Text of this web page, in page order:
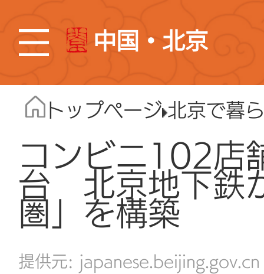
中国・北京
トップページ 北京で暮
コンビニ102店
台 北京地下鉄
圏」を構築
japanese.beijing.gov.cn